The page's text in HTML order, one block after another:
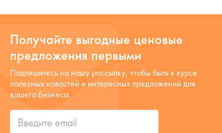
Получайте выгодные ценовые
предложения первыми
Подпишитесь на нашу рассылку, чтобы быть в курсе
полезных новостей и интересных предложений для
вашего бизнеса.